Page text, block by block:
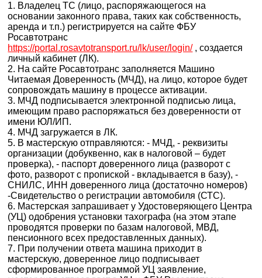
1. Владелец ТС (лицо, распоряжающегося на
основании законного права, таких как собственность,
аренда и т.п.) регистрируется на сайте ФБУ
Росавтотранс
https://portal.rosavtotransport.ru/lk/user/login/, создается
личный кабинет (ЛК).
2. На сайте Росавтотранс заполняется Машино
Читаемая Доверенность (МЧД), на лицо, которое будет
сопровождать машину в процессе активации.
3. МЧД подписывается электронной подписью лица,
имеющим право распоряжаться без доверенности от
имени ЮЛ/ИП.
4. МЧД загружается в ЛК.
5. В мастерскую отправляются: - МЧД, - реквизиты
организации (добуквенно, как в налоговой – будет
проверка), - паспорт доверенного лица (разворот с
фото, разворот с пропиской - вкладывается в базу), -
СНИЛС, ИНН доверенного лица (достаточно номеров)
-Свидетельство о регистрации автомобиля (СТС).
6. Мастерская запрашивает у Удостоверяющего Центра
(УЦ) одобрения установки тахографа (на этом этапе
проводятся проверки по базам налоговой, МВД,
пенсионного всех предоставленных данных).
7. При получении ответа машина приходит в
мастерскую, доверенное лицо подписывает
сформированное программой УЦ заявление,